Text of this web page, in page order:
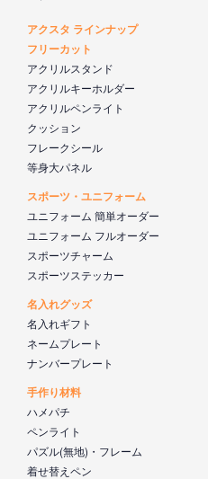
アクスタ ラインナップ
フリーカット
アクリルスタンド
アクリルキーホルダー
アクリルペンライト
クッション
フレークシール
等身大パネル
スポーツ・ユニフォーム
ユニフォーム 簡単オーダー
ユニフォーム フルオーダー
スポーツチャーム
スポーツステッカー
名入れグッズ
名入れギフト
ネームプレート
ナンバープレート
手作り材料
ハメパチ
ペンライト
パズル(無地)・フレーム
着せ替えペン